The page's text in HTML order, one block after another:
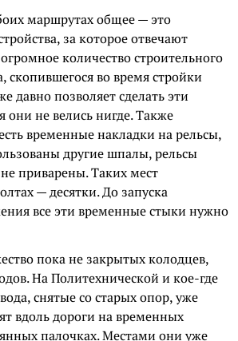
маршрутах общее — это
за которое отвечают
количество строительного
скопившегося во время стройки
давно позволяет сделать эти
они не велись нигде. Также
временные накладки на рельсы,
другие шпалы, рельсы
приварены. Таких мест
— десятки. До запуска
все эти временные стыки нужно
пока не закрытых колодцев,
На Политехнической и кое-где
снятые со старых опор, уже
вдоль дороги на временных
палочках. Местами они уже